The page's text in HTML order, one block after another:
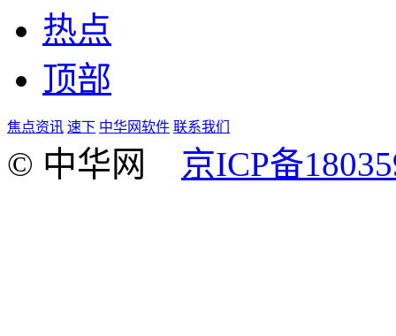
热点
顶部
焦点资讯 速下 中华网软件 联系我们
© 中华网 京ICP备